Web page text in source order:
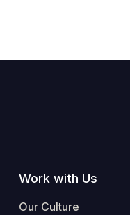
Work with Us
Our Culture